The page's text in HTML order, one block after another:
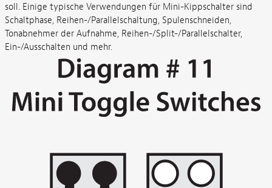
soll. Einige typische Verwendungen für Mini-Kippschalter sind
Schaltphase, Reihen-/Parallelschaltung, Spulenschneiden,
Tonabnehmer der Aufnahme, Reihen-/Split-/Parallelschalter,
Ein-/Ausschalten und mehr.